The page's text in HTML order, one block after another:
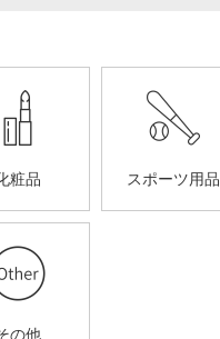
粧品 スポーツ用品
の他